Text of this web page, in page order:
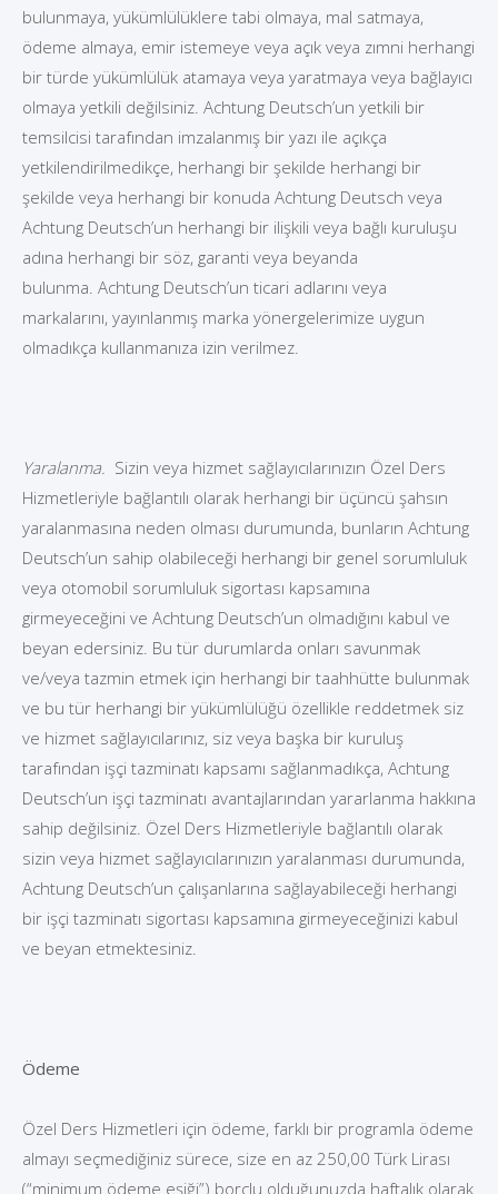
bulunmaya, yükümlülüklere tabi olmaya, mal satmaya,
ödeme almaya, emir istemeye veya açık veya zımni herhangi
bir türde yükümlülük atamaya veya yaratmaya veya bağlayıcı
olmaya yetkili değilsiniz. Achtung Deutsch’un yetkili bir
temsilcisi tarafından imzalanmış bir yazı ile açıkça
yetkilendirilmedikçe, herhangi bir şekilde herhangi bir
şekilde veya herhangi bir konuda Achtung Deutsch veya
Achtung Deutsch’un herhangi bir ilişkili veya bağlı kuruluşu
adına herhangi bir söz, garanti veya beyanda
bulunma. Achtung Deutsch’un ticari adlarını veya
markalarını, yayınlanmış marka yönergelerimize uygun
olmadıkça kullanmanıza izin verilmez.
Yaralanma. Sizin veya hizmet sağlayıcılarınızın Özel Ders
Hizmetleriyle bağlantılı olarak herhangi bir üçüncü şahsın
yaralanmasına neden olması durumunda, bunların Achtung
Deutsch’un sahip olabileceği herhangi bir genel sorumluluk
veya otomobil sorumluluk sigortası kapsamına
girmeyeceğini ve Achtung Deutsch’un olmadığını kabul ve
beyan edersiniz. Bu tür durumlarda onları savunmak
ve/veya tazmin etmek için herhangi bir taahhütte bulunmak
ve bu tür herhangi bir yükümlülüğü özellikle reddetmek siz
ve hizmet sağlayıcılarınız, siz veya başka bir kuruluş
tarafından işçi tazminatı kapsamı sağlanmadıkça, Achtung
Deutsch’un işçi tazminatı avantajlarından yararlanma hakkına
sahip değilsiniz. Özel Ders Hizmetleriyle bağlantılı olarak
sizin veya hizmet sağlayıcılarınızın yaralanması durumunda,
Achtung Deutsch’un çalışanlarına sağlayabileceği herhangi
bir işçi tazminatı sigortası kapsamına girmeyeceğinizi kabul
ve beyan etmektesiniz.
Ödeme
Özel Ders Hizmetleri için ödeme, farklı bir programla ödeme
almayı seçmediğiniz sürece, size en az 250,00 Türk Lirası
(“minimum ödeme eşiği”) borçlu olduğunuzda haftalık olarak